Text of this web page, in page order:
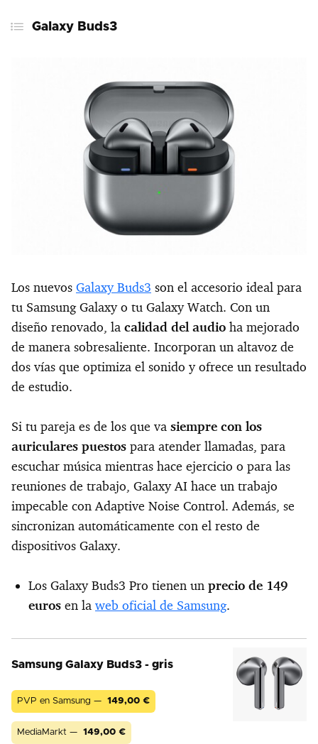
Galaxy Buds3
Los nuevos Galaxy Buds3 son el accesorio ideal para
tu Samsung Galaxy o tu Galaxy Watch. Con un
diseño renovado, la calidad del audio ha mejorado
de manera sobresaliente. Incorporan un altavoz de
dos vías que optimiza el sonido y ofrece un resultado
de estudio.
Si tu pareja es de los que va siempre con los
auriculares puestos para atender llamadas, para
escuchar música mientras hace ejercicio o para las
reuniones de trabajo, Galaxy AI hace un trabajo
impecable con Adaptive Noise Control. Además, se
sincronizan automáticamente con el resto de
dispositivos Galaxy.
Los Galaxy Buds3 Pro tienen un precio de 149
euros en la web oficial de Samsung.
Samsung Galaxy Buds3 - gris
PVP en Samsung — 149,00 €
MediaMarkt — 149,00 €